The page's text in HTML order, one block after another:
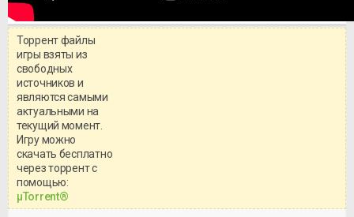
системными требованиями и
Торрент файлы
игры взяты из
свободных
источников и
являются самыми
актуальными на
текущий момент.
Игру можно
скачать бесплатно
через торрент с
помощью:
μTorrent®